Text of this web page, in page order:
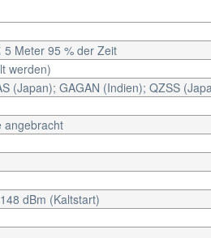
5 Meter 95 % der Zeit
werden)
(Japan); GAGAN (Indien); QZSS
angebracht
dBm (Kaltstart)